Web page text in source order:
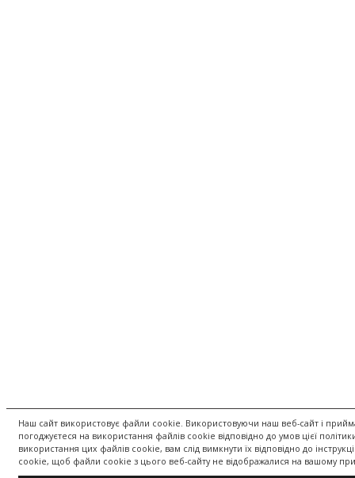
Наш сайт використовує файли cookie. Використовуючи наш веб-сайт і
погоджуєтеся на використання файлів cookie відповідно до умов цієї
використання цих файлів cookie, вам слід вимкнути їх відповідно до
cookie, щоб файли cookie з цього веб-сайту не відображалися на вашому